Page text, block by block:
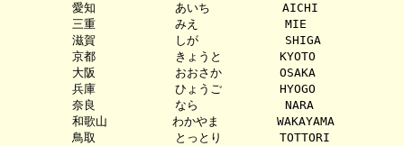
         愛知           あいち          AICHI
         三重           みえ            MIE
         滋賀           しが            SHIGA
         京都           きょうと        KYOTO
         大阪           おおさか        OSAKA
         兵庫           ひょうご        HYOGO
         奈良           なら            NARA
         和歌山         わかやま        WAKAYAMA
         鳥取           とっとり        TOTTORI